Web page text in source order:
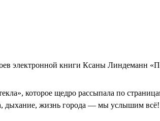
электронной книги Ксаны Линдеманн
которое щедро рассыпала по
дыхание, жизнь города — мы услышим